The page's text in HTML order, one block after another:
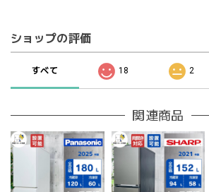
ショップの評価
すべて 18 2
関連商品